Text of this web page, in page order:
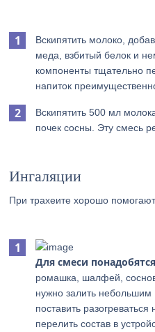
Вскипятить молоко,
меда, взбитый белок и
компоненты тщательно
напиток
Вскипятить 500 мл
почек сосны. Эту смесь
Ингаляции
При трахеите хорошо
Для смеси
ромашка, шалфей,
нужно залить небольшим
поставить
перелить состав в